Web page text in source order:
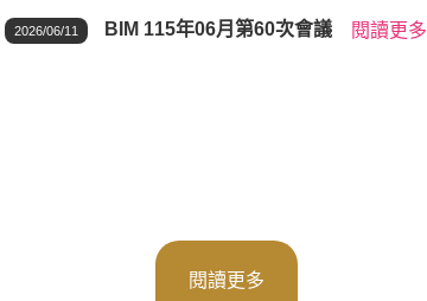
2026/06/11 BIM 115年06月第60次會議 閱讀更多
閱讀更多